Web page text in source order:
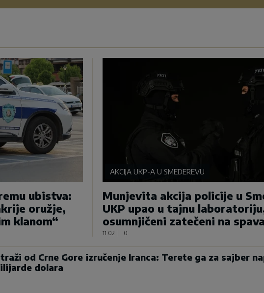
ubistva:
oružje,
klanom“
AKCIJA UKP-A U SMEDEREVU
Munjevita akcija policije u
UKP upao u tajnu
osumnjičeni zatečeni na
11:02 0
od Crne Gore izručenje Iranca: Terete ga za sajber
dolara